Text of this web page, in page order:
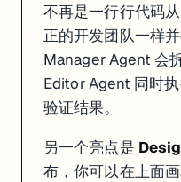
：
维护大型生产系统的专业
对隐私要求极高的项目
需要复杂原生移动端开发
不再是一行行代码
正的开发团队一样
Manager Agent 会
Editor Agent 同时
验证结果。
另一个亮点是
布，你可以在上面